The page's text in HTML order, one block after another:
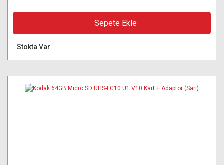
Sepete Ekle
Stokta Var